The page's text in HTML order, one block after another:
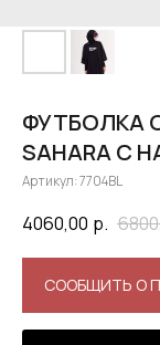
ФУТБОЛКА
SAHARA С
Артикул:7704BL
4060,00 р.
СООБЩИТЬ О